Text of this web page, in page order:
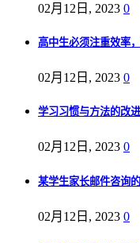
02月12日, 2023 0
高中生必须注重效率
02月12日, 2023 0
学习习惯与方法的改
02月12日, 2023 0
某学生家长邮件咨询
02月12日, 2023 0